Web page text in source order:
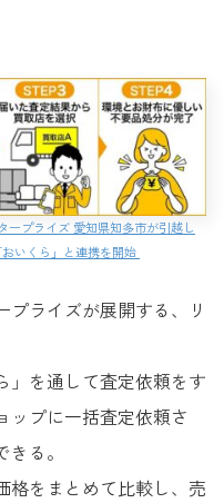
ープライズ 愛知県知多市が引越し
いくら」と連携を開始
プライズが展開する、リ
」を通して査定依頼をす
ップに一括査定依頼さ
る。
格をまとめて比較し、売